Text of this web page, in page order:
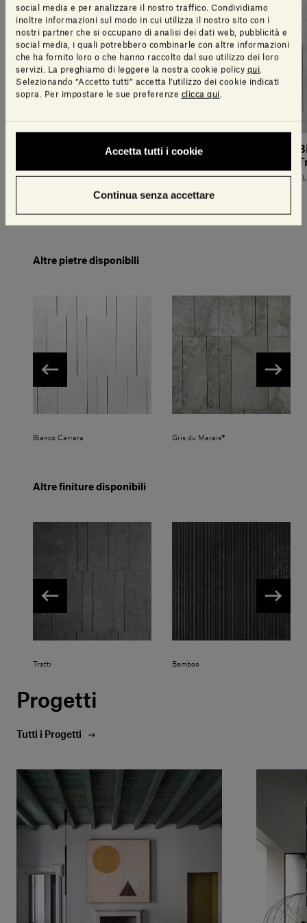
social media e per analizzare il nostro traffico. Condividiamo
inoltre informazioni sul modo in cui utilizza il nostro sito con i
nostri partner che si occupano di analisi dei dati web, pubblicità e
social media, i quali potrebbero combinarle con altre informazioni
che ha fornito loro o che hanno raccolto dal suo utilizzo dei loro
servizi. La preghiamo di leggere la nostra cookie policy qui.
Selezionando “Accetto tutti” accetta l’utilizzo dei cookie indicati
sopra. Per impostare le sue preferenze clicca qui.
Accetta tutti i cookie
Continua senza accettare
Gris du Marais® | Tratti
Pietra d'Avola Cotone |
ELISA OSSINO
Altre pietre disponibili
Bianco Carrara Gris du Marais®
Altre finiture disponibili
Tratti Bamboo
Progetti
Tutti i Progetti